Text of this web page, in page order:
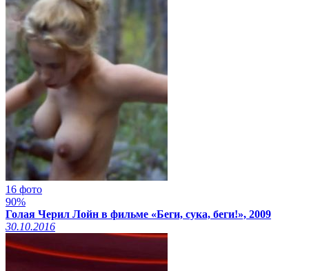
16 фото
90%
Голая Черил Лойн в фильме «Беги, сука, беги!», 2009
30.10.2016